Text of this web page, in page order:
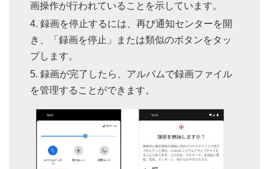
画操作が行われていることを示しています。
録画を停止するには、再び通知センターを開
き、「録画を停止」または類似のボタンをタッ
プします。
録画が完了したら、アルバムで録画ファイル
を管理することができます。